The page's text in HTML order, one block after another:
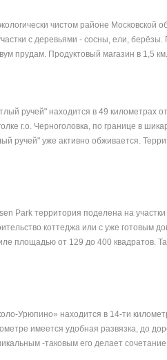
чистом районе Московской
с деревьями - сосны, ели, берёзы.
прудам. Продуктовый магазин в 1,5
ручей" находится в 49 километрах
г.о. Черноголовка, по границе в
ручей" уже активно обживается.
Park территория поделена на
коттеджа или с уже готовым
площадью от 129 до 400 квадратов.
Урюпино» находится в 14-ти
имеется удобная развязка, до
-таковым его делает